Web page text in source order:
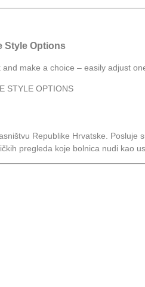
Style Options
make a choice – easily adjust
Republike Hrvatske.
pregleda koje bolnica nudi kao